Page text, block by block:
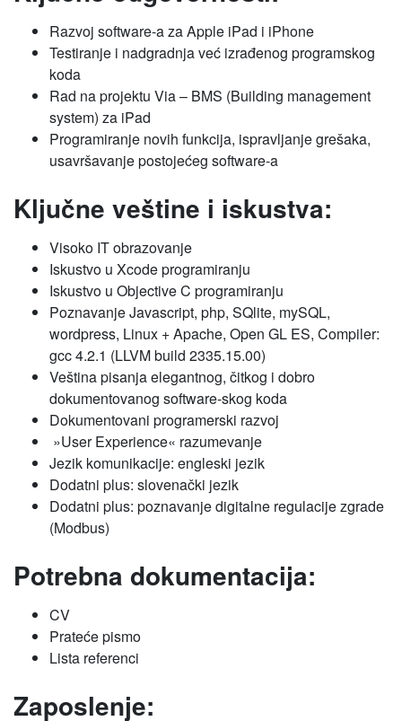
Razvoj software-a za Apple iPad i iPhone
Testiranje i nadgradnja već izrađenog programskog
koda
Rad na projektu Via – BMS (Building management
system) za iPad
Programiranje novih funkcija, ispravljanje grešaka,
usavršavanje postojećeg software-a
Ključne veštine i iskustva:
Visoko IT obrazovanje
Iskustvo u Xcode programiranju
Iskustvo u Objective C programiranju
Poznavanje Javascript, php, SQlite, mySQL,
wordpress, Linux + Apache, Open GL ES, Compiler:
gcc 4.2.1 (LLVM build 2335.15.00)
Veština pisanja elegantnog, čitkog i dobro
dokumentovanog software-skog koda
Dokumentovani programerski razvoj
»User Experience« razumevanje
Jezik komunikacije: engleski jezik
Dodatni plus: slovenački jezik
Dodatni plus: poznavanje digitalne regulacije zgrade
(Modbus)
Potrebna dokumentacija:
CV
Prateće pismo
Lista referenci
Zaposlenje: